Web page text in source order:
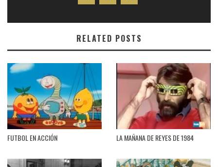
RELATED POSTS
FUTBOL EN ACCIÓN LA MAÑANA DE REYES DE 1984